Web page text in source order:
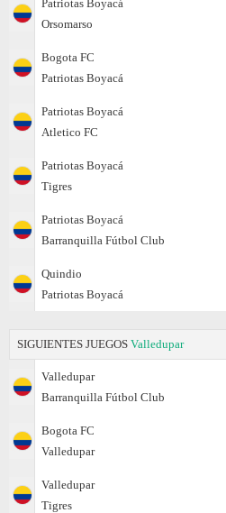
Patriotas Boyacá
Orsomarso
Bogota FC
Patriotas Boyacá
Patriotas Boyacá
Atletico FC
Patriotas Boyacá
Tigres
Patriotas Boyacá
Barranquilla Fútbol Club
Quindio
Patriotas Boyacá
SIGUIENTES JUEGOS Valledupar
Valledupar
Barranquilla Fútbol Club
Bogota FC
Valledupar
Valledupar
Tigres